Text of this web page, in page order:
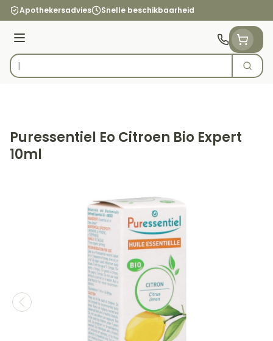
Ga naar de inhoud
Apothekersadvies Snelle beschikbaarheid
Menu
Product, merk, categorie...
Zoek
Puressentiel Eo Citroen Bio Expert
10ml